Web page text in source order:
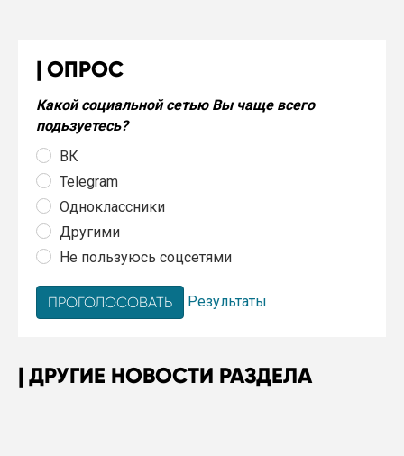
ОПРОС
Какой социальной сетью Вы чаще всего
подьзуетесь?
ВК
Telegram
Одноклассники
Другими
Не пользуюсь соцсетями
Результаты
ДРУГИЕ НОВОСТИ РАЗДЕЛА